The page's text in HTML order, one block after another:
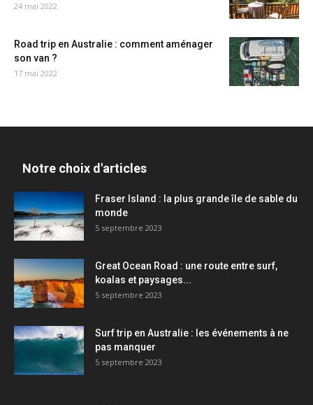
24 mai 2022
Road trip en Australie : comment aménager
son van ?
17 mai 2022
Notre choix d'articles
Fraser Island : la plus grande île de sable du
monde
5 septembre 2023
Great Ocean Road : une route entre surf,
koalas et paysages...
5 septembre 2023
Surf trip en Australie : les événements à ne
pas manquer
5 septembre 2023